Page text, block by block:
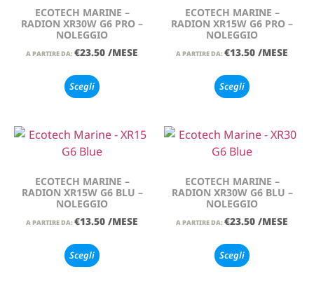
ECOTECH MARINE –
RADION XR30W G6 PRO –
NOLEGGIO
A PARTIRE DA: €23.50 /MESE
Scegli
ECOTECH MARINE –
RADION XR15W G6 PRO –
NOLEGGIO
A PARTIRE DA: €13.50 /MESE
Scegli
ECOTECH MARINE –
RADION XR15W G6 BLU –
NOLEGGIO
A PARTIRE DA: €13.50 /MESE
Scegli
ECOTECH MARINE –
RADION XR30W G6 BLU –
NOLEGGIO
A PARTIRE DA: €23.50 /MESE
Scegli